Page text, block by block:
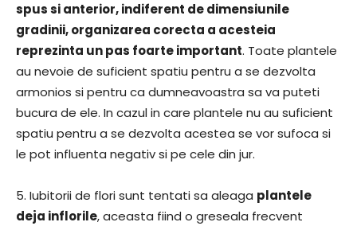
spus si anterior, indiferent de dimensiunile
gradinii, organizarea corecta a acesteia
reprezinta un pas foarte important. Toate plantele
au nevoie de suficient spatiu pentru a se dezvolta
armonios si pentru ca dumneavoastra sa va puteti
bucura de ele. In cazul in care plantele nu au suficient
spatiu pentru a se dezvolta acestea se vor sufoca si
le pot influenta negativ si pe cele din jur.
5. Iubitorii de flori sunt tentati sa aleaga plantele
deja inflorile, aceasta fiind o greseala frecvent